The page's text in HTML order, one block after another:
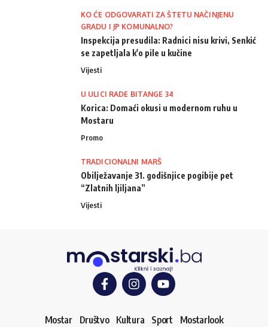
KO ĆE ODGOVARATI ZA ŠTETU NAČINJENU
GRADU I JP KOMUNALNO?
Inspekcija presudila: Radnici nisu krivi, Senkić
se zapetljala k'o pile u kučine
Vijesti
U ULICI RADE BITANGE 34
Korica: Domaći okusi u modernom ruhu u
Mostaru
Promo
TRADICIONALNI MARŠ
Obilježavanje 31. godišnjice pogibije pet
“Zlatnih ljiljana”
Vijesti
Mostar Društvo Kultura Sport Mostarlook